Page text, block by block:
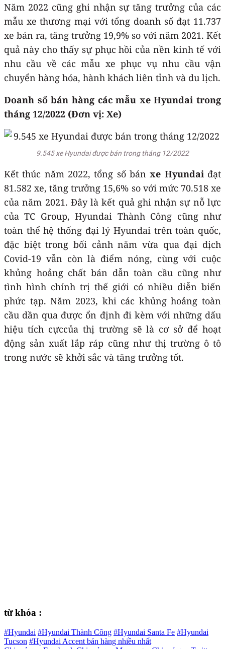
Năm 2022 cũng ghi nhận sự tăng trưởng của các
mẫu xe thương mại với tổng doanh số đạt 11.737
xe bán ra, tăng trưởng 19,9% so với năm 2021. Kết
quả này cho thấy sự phục hồi của nền kinh tế với
nhu cầu về các mẫu xe phục vụ nhu cầu vận
chuyển hàng hóa, hành khách liên tỉnh và du lịch.
Doanh số bán hàng các mẫu xe Hyundai trong
tháng 12/2022 (Đơn vị: Xe)
9.545 xe Hyundai được bán trong tháng 12/2022
Kết thúc năm 2022, tổng số bánxe Hyundai đạt
81.582 xe, tăng trưởng 15,6% so với mức 70.518 xe
của năm 2021. Đây là kết quả ghi nhận sự nỗ lực
của TC Group, Hyundai Thành Công cũng như
toàn thể hệ thống đại lý Hyundai trên toàn quốc,
đặc biệt trong bối cảnh năm vừa qua đại dịch
Covid-19 vẫn còn là điểm nóng, cùng với cuộc
khủng hoảng chất bán dẫn toàn cầu cũng như
tình hình chính trị thế giới có nhiều diễn biến
phức tạp. Năm 2023, khi các khủng hoảng toàn
cầu dần qua được ổn định đi kèm với những dấu
hiệu tích cựccủa thị trường sẽ là cơ sở để hoạt
động sản xuất lắp ráp cũng như thị trường ô tô
trong nước sẽ khởi sắc và tăng trưởng tốt.
từ khóa :
#Hyundai #Hyundai Thành Công #Hyundai Santa Fe #Hyundai
Tucson #Hyundai Accent bán hàng nhiều nhất